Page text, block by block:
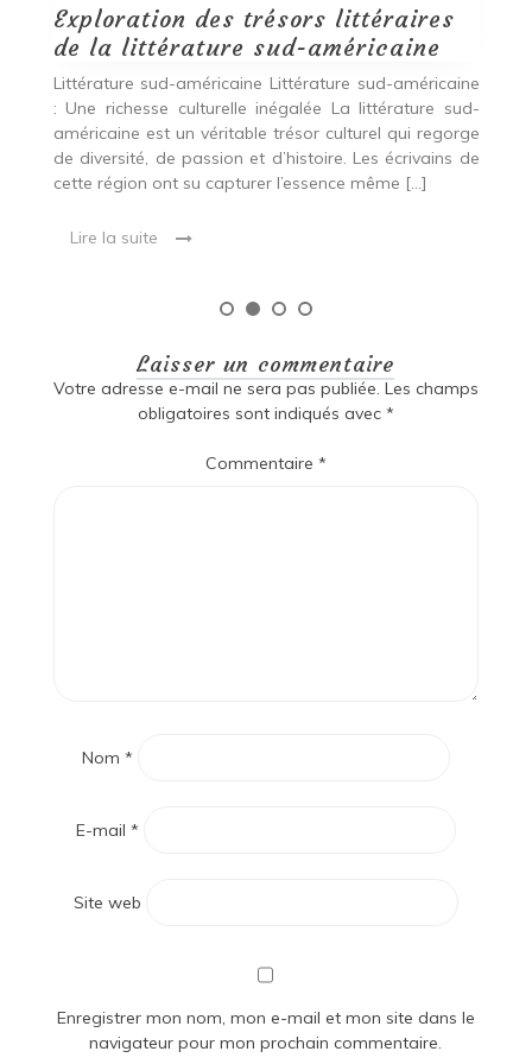
Lire la suite
Laisser un commentaire
Votre adresse e-mail ne sera pas publiée. Les champs
obligatoires sont indiqués avec *
Commentaire *
Nom *
E-mail *
Site web
Enregistrer mon nom, mon e-mail et mon site dans le
navigateur pour mon prochain commentaire.